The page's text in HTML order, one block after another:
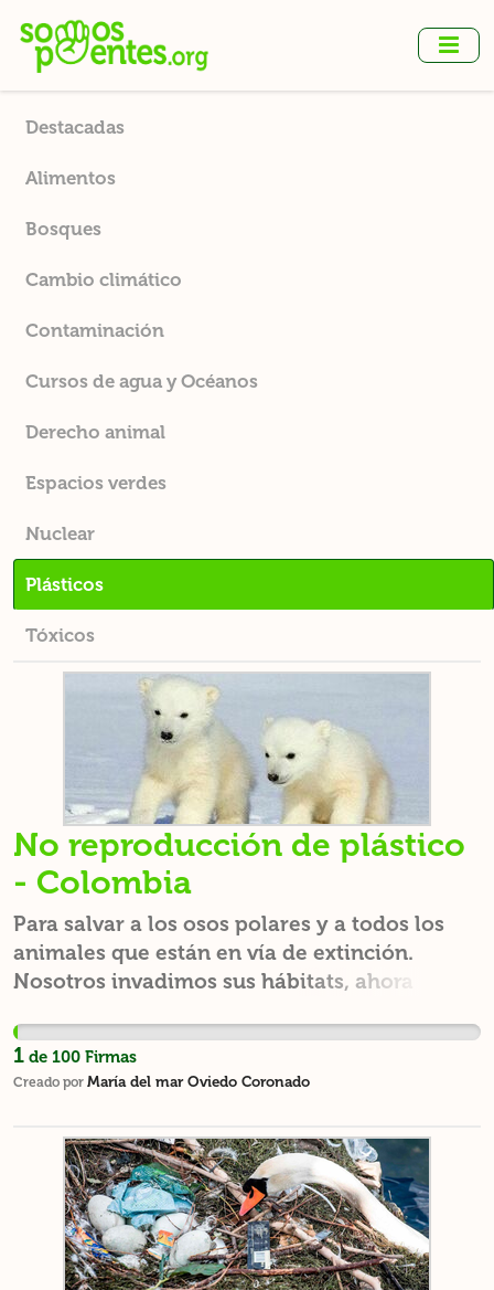
contenido
principal
Destacadas
Alimentos
Bosques
Cambio climático
Contaminación
Cursos de agua y Océanos
Derecho animal
Espacios verdes
Nuclear
Plásticos
Tóxicos
No reproducción de plástico
- Colombia
Para salvar a los osos polares y a todos los
animales que están en vía de extinción.
Nosotros invadimos sus hábitats, ahora
1 de 100 Firmas
Creado por María del mar Oviedo Coronado